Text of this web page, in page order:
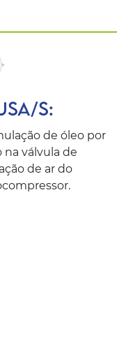
S:
de óleo por
na válvula de
de ar do